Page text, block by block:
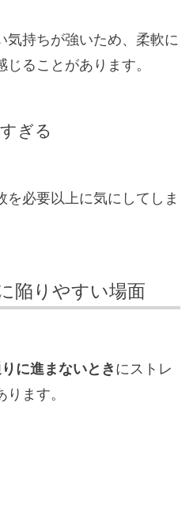
気持ちが強いため、柔軟に
ることがあります。
ぎる
を必要以上に気にしてしま
陥りやすい場面
に進まないとき にストレ
ます。